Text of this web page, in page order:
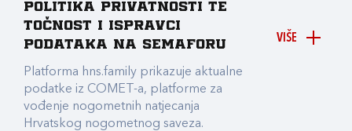
VIŠE
Politika privatnosti te
točnost i ispravci
podataka na Semaforu
Platforma hns.family prikazuje aktualne
podatke iz COMET-a, platforme za
vođenje nogometnih natjecanja
Hrvatskog nogometnog saveza.